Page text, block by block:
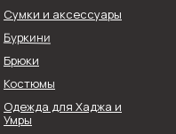
Сумки и аксессуары
Брюки
Буркини
Костюмы
Одежда для Хаджа и
Умры